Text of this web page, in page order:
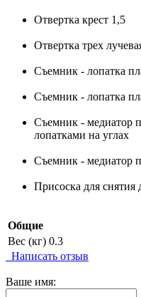
Отвертка крест 1,5
Отвертка трех
Съемник - лопатка
Съемник - лопатка
Съемник - медиатор
лопатками на углах
Съемник - медиатор
Присоска для снятия
Общие
Вес (кг) 0.3
Написать отзыв
Ваше имя: